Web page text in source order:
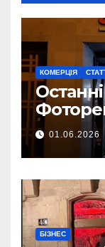
КОМЕРЦІЯ
01.06.2026
БІЗНЕС